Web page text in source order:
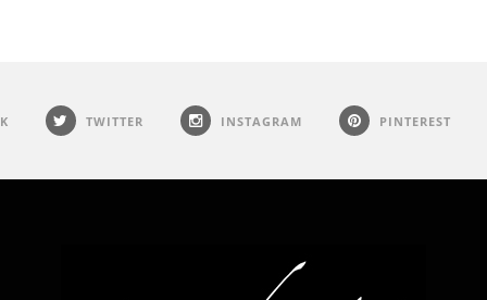
TWITTER INSTAGRAM PINTEREST